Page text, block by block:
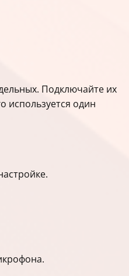
Подключайте их
используется один